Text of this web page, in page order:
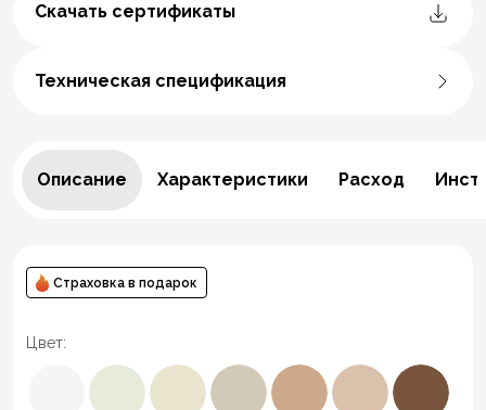
Скачать сертификаты
Техническая спецификация
Описание Характеристики Расход
Страховка в подарок
Цвет: